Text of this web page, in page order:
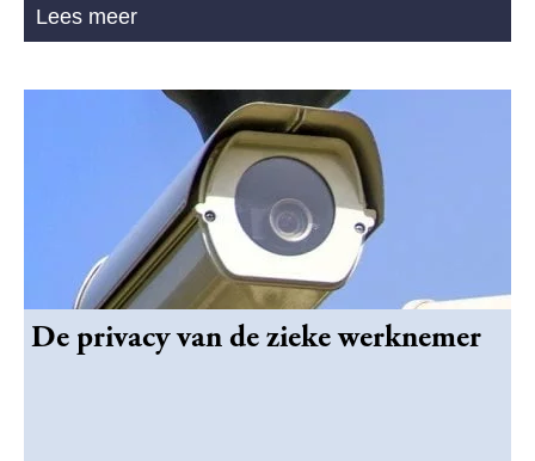
Lees meer
De privacy van de zieke werknemer